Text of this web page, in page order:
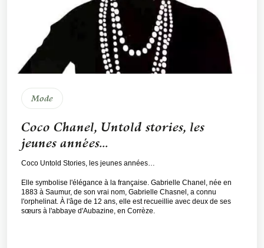
Mode
Coco Chanel, Untold stories, les
jeunes années...
Coco Untold Stories, les jeunes années…
Elle symbolise l'élégance à la française. Gabrielle Chanel, née en
1883 à Saumur, de son vrai nom, Gabrielle Chasnel, a connu
l'orphelinat. À l'âge de 12 ans, elle est recueillie avec deux de ses
sœurs à l'abbaye d'Aubazine, en Corrèze.